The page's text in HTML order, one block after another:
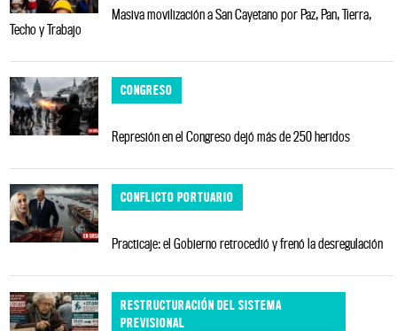
Masiva movilización a San Cayetano por Paz, Pan, Tierra,
Techo y Trabajo
CONGRESO
Represión en el Congreso dejó más de 250 heridos
CONFLICTO PORTUARIO
Practicaje: el Gobierno retrocedió y frenó la desregulación
RESTRUCTURACIÓN DEL SISTEMA
PREVISIONAL